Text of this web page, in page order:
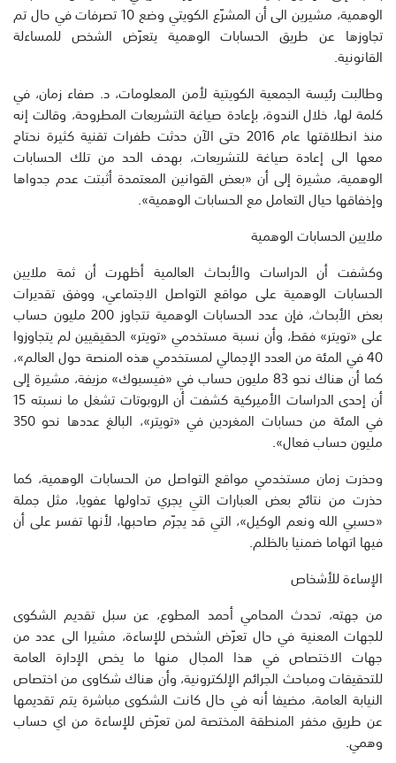
الوهمية، مشيرين الى أن المشرّع الكويتي وضع 10 تصرفات في حال تم
تجاوزها عن طريق الحسابات الوهمية يتعرّض الشخص للمساءلة
القانونية.
وطالبت رئيسة الجمعية الكويتية لأمن المعلومات، د. صفاء زمان، في
كلمة لها، خلال الندوة، بإعادة صياغة التشريعات المطروحة، وقالت إنه
منذ انطلاقتها عام 2016 حتى الآن حدثت طفرات تقنية كثيرة نحتاج
معها الى إعادة صياغة للتشريعات، بهدف الحد من تلك الحسابات
الوهمية، مشيرة إلى أن «بعض القوانين المعتمدة أثبتت عدم جدواها
وإخفاقها حيال التعامل مع الحسابات الوهمية».
ملايين الحسابات الوهمية
وكشفت أن الدراسات والأبحاث العالمية أظهرت أن ثمة ملايين
الحسابات الوهمية على مواقع التواصل الاجتماعي، ووفق تقديرات
بعض الأبحاث، فإن عدد الحسابات الوهمية تتجاوز 200 مليون حساب
على «تويتر» فقط، وأن نسبة مستخدمي «تويتر» الحقيقيين لم يتجاوزوا
40 في المئة من العدد الإجمالي لمستخدمي هذه المنصة حول العالم»،
كما أن هناك نحو 83 مليون حساب في «فيسبوك» مزيفة، مشيرة إلى
أن إحدى الدراسات الأميركية كشفت أن الروبوتات تشغل ما نسبته 15
في المئة من حسابات المغردين في «تويتر»، البالغ عددها نحو 350
مليون حساب فعال».
وحذرت زمان مستخدمي مواقع التواصل من الحسابات الوهمية، كما
حذرت من نتائج بعض العبارات التي يجري تداولها عفويا، مثل جملة
«حسبي الله ونعم الوكيل»، التي قد يجرّم صاحبها، لأنها تفسر على أن
فيها اتهاما ضمنيا بالظلم.
الإساءة للأشخاص
من جهته، تحدث المحامي أحمد المطوع، عن سبل تقديم الشكوى
للجهات المعنية في حال تعرّض الشخص للإساءة، مشيرا الى عدد من
جهات الاختصاص في هذا المجال منها ما يخص الإدارة العامة
للتحقيقات ومباحث الجرائم الإلكترونية، وأن هناك شكاوى من اختصاص
النيابة العامة، مضيفا أنه في حال كانت الشكوى مباشرة يتم تقديمها
عن طريق مخفر المنطقة المختصة لمن تعرّض للإساءة من اي حساب
وهمي.